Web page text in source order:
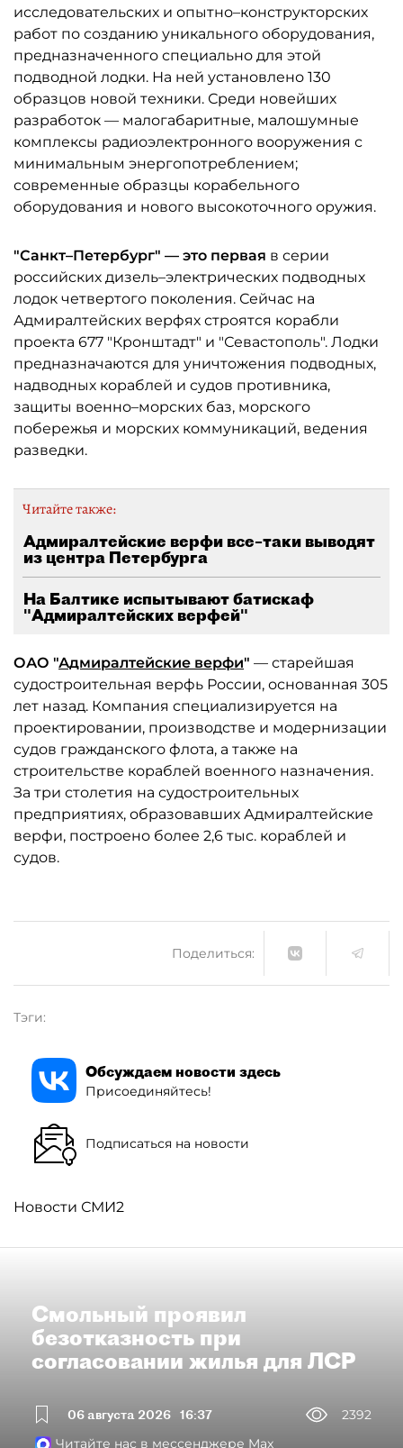
исследовательских и опытно–конструкторских
работ по созданию уникального оборудования,
предназначенного специально для этой
подводной лодки. На ней установлено 130
образцов новой техники. Среди новейших
разработок — малогабаритные, малошумные
комплексы радиоэлектронного вооружения с
минимальным энергопотреблением;
современные образцы корабельного
оборудования и нового высокоточного оружия.
"Санкт–Петербург" — это первая в серии
российских дизель–электрических подводных
лодок четвертого поколения. Сейчас на
Адмиралтейских верфях строятся корабли
проекта 677 "Кронштадт" и "Севастополь". Лодки
предназначаются для уничтожения подводных,
надводных кораблей и судов противника,
защиты военно–морских баз, морского
побережья и морских коммуникаций, ведения
разведки.
Читайте также:
Адмиралтейские верфи все–таки выводят
из центра Петербурга
На Балтике испытывают батискаф
"Адмиралтейских верфей"
ОАО "Адмиралтейские верфи" — старейшая
судостроительная верфь России, основанная 305
лет назад. Компания специализируется на
проектировании, производстве и модернизации
судов гражданского флота, а также на
строительстве кораблей военного назначения.
За три столетия на судостроительных
предприятиях, образовавших Адмиралтейские
верфи, построено более 2,6 тыс. кораблей и
судов.
Поделиться:
Тэги:
Обсуждаем новости здесь
Присоединяйтесь!
Подписаться на новости
Новости СМИ2
Смольный проявил
безотказность при
согласовании жилья для ЛСР
06 августа 2026 16:37
2392
Читайте нас в мессенджере Max